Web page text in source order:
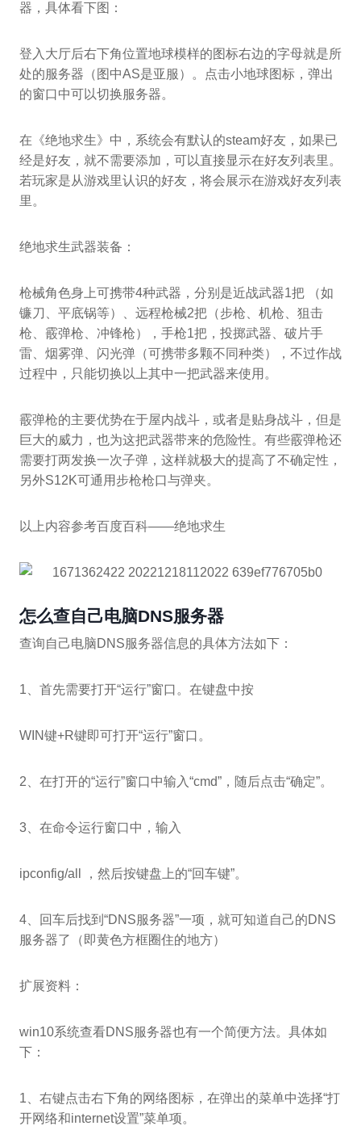
器，具体看下图：
登入大厅后右下角位置地球模样的图标右边的字母就是所
处的服务器（图中AS是亚服）。点击小地球图标，弹出
的窗口中可以切换服务器。
在《绝地求生》中，系统会有默认的steam好友，如果已
经是好友，就不需要添加，可以直接显示在好友列表里。
若玩家是从游戏里认识的好友，将会展示在游戏好友列表
里。
绝地求生武器装备：
枪械角色身上可携带4种武器，分别是近战武器1把 （如
镰刀、平底锅等）、远程枪械2把（步枪、机枪、狙击
枪、霰弹枪、冲锋枪），手枪1把，投掷武器、破片手
雷、烟雾弹、闪光弹（可携带多颗不同种类），不过作战
过程中，只能切换以上其中一把武器来使用。
霰弹枪的主要优势在于屋内战斗，或者是贴身战斗，但是
巨大的威力，也为这把武器带来的危险性。有些霰弹枪还
需要打两发换一次子弹，这样就极大的提高了不确定性，
另外S12K可通用步枪枪口与弹夹。
以上内容参考百度百科——绝地求生
怎么查自己电脑DNS服务器
查询自己电脑DNS服务器信息的具体方法如下：
1、首先需要打开“运行”窗口。在键盘中按
WIN键+R键即可打开“运行”窗口。
2、在打开的“运行”窗口中输入“cmd”，随后点击“确定”。
3、在命令运行窗口中，输入
ipconfig/all ，然后按键盘上的“回车键”。
4、回车后找到“DNS服务器”一项，就可知道自己的DNS
服务器了（即黄色方框圈住的地方）
扩展资料：
win10系统查看DNS服务器也有一个简便方法。具体如
下：
1、右键点击右下角的网络图标，在弹出的菜单中选择“打
开网络和internet设置”菜单项。